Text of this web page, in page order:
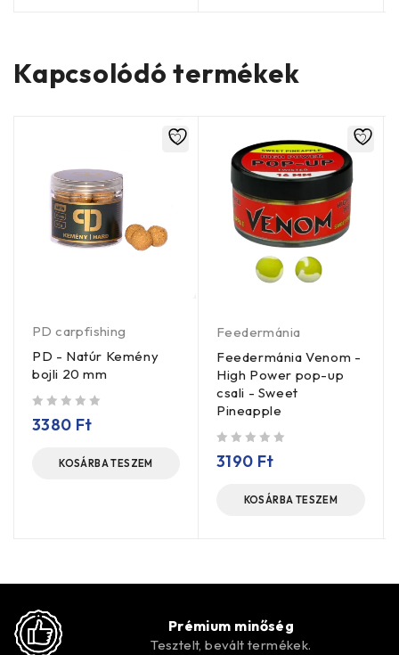
Kapcsolódó termékek
PD carpfishing
PD - Natúr Kemény
bojli 20 mm
3380 Ft
KOSÁRBA TESZEM
Feedermánia
Feedermánia Venom -
High Power pop-up
csali - Sweet
Pineapple
3190 Ft
KOSÁRBA TESZEM
Prémium minőség
Tesztelt, bevált termékek.